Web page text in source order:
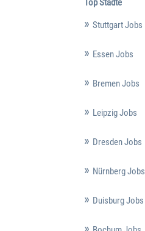
Top Städte
Stuttgart Jobs
Essen Jobs
Bremen Jobs
Leipzig Jobs
Dresden Jobs
Nürnberg Jobs
Duisburg Jobs